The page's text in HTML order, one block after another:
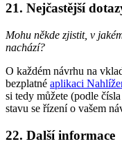
21. Nejčastější
Mohu někde zjistit, v
nachází?
O každém návrhu na
bezplatné aplikaci
si tedy můžete (podle
stavu se řízení o vašem
22. Další informace